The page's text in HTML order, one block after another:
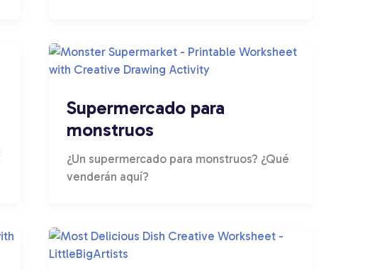
Supermercado para
monstruos
¿Un supermercado para monstruos? ¿Qué
venderán aquí?